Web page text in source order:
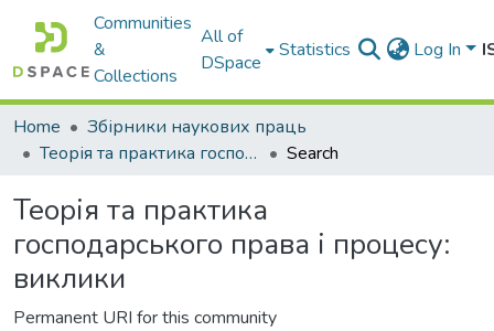
Communities
&
Collections
All of
DSpace
Statistics Log In
Home
Збірники наукових праць
Теорія та практика господарського права і процесу: виклики
Search
Теорія та практика
господарського права і процесу:
виклики
Permanent URI for this community